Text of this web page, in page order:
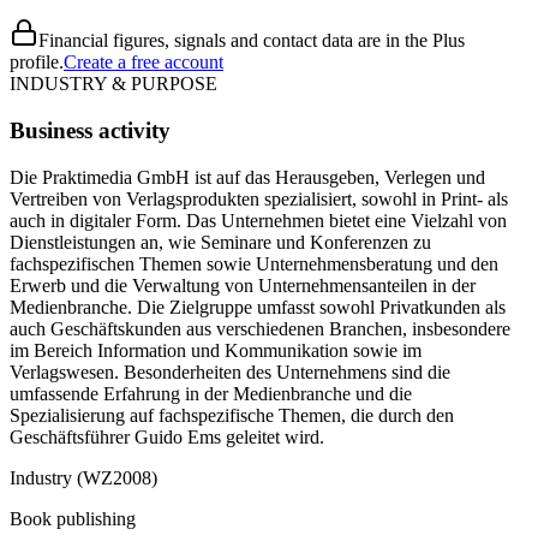
Financial figures, signals and contact data are in the Plus
profile.Create a free account
INDUSTRY & PURPOSE
Business activity
Die Praktimedia GmbH ist auf das Herausgeben, Verlegen und
Vertreiben von Verlagsprodukten spezialisiert, sowohl in Print- als
auch in digitaler Form. Das Unternehmen bietet eine Vielzahl von
Dienstleistungen an, wie Seminare und Konferenzen zu
fachspezifischen Themen sowie Unternehmensberatung und den
Erwerb und die Verwaltung von Unternehmensanteilen in der
Medienbranche. Die Zielgruppe umfasst sowohl Privatkunden als
auch Geschäftskunden aus verschiedenen Branchen, insbesondere
im Bereich Information und Kommunikation sowie im
Verlagswesen. Besonderheiten des Unternehmens sind die
umfassende Erfahrung in der Medienbranche und die
Spezialisierung auf fachspezifische Themen, die durch den
Geschäftsführer Guido Ems geleitet wird.
Industry (WZ2008)
Book publishing